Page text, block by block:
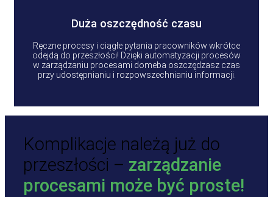
Duża oszczędność czasu
Ręczne procesy i ciągłe pytania pracowników wkrótce
odejdą do przeszłości! Dzięki automatyzacji procesów
w zarządzaniu procesami domeba oszczędzasz czas
przy udostępnianiu i rozpowszechnianiu informacji.
Komplikacje należą już do
przeszłości – zarządzanie
procesami może być proste!